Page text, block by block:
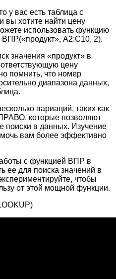
у вас есть таблица с
вы хотите найти цену
использовать функцию
A2:C10, 2).
значения «продукт» в
цену
помнить, что номер
диапазона данных,
вариаций, таких как
которые позволяют
поиски в данных. Изучение
вам более эффективно
с функцией ВПР в
ее для поиска значений в
чтобы
от этой мощной функции.